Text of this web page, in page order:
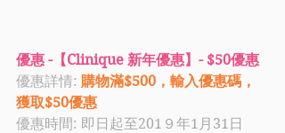
優惠 -【Clinique 新年優惠】- $50優惠
優惠詳情: 購物滿$500，輸入優惠碼，
獲取$50優惠
優惠時間: 即日起至201９年1月31日